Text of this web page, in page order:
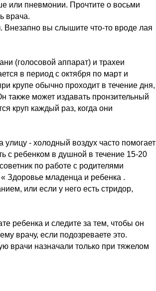
или пневмонии. Прочтите о восьми
врача.
Внезапно вы слышите что-то вроде лая
(голосовой аппарат) и трахеи
в период с октября по март и
крупе обычно проходит в течение дня,
может издавать пронзительный
круп каждый раз, когда они
- холодный воздух часто помогает
с ребенком в душной в течение 15-20
по работе с родителями
Здоровье младенца и ребенка .
или если у него есть стридор,
ребенка и следите за тем, чтобы он
врачу, если подозреваете это.
врачи назначали только при тяжелом